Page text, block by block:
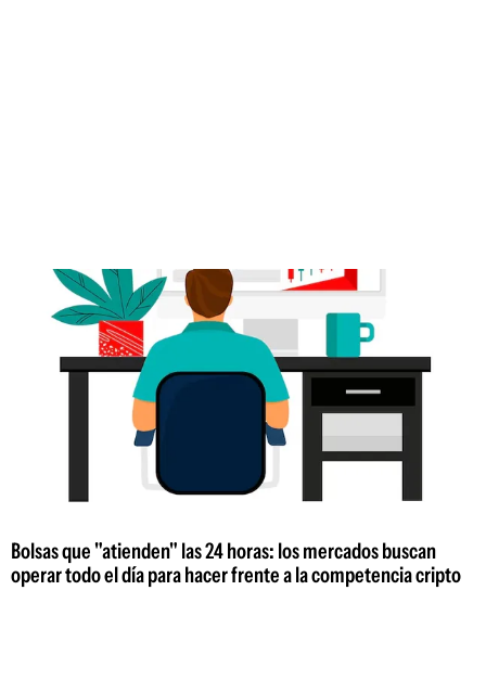
Bolsas que "atienden" las 24 horas: los mercados buscan
operar todo el día para hacer frente a la competencia cripto